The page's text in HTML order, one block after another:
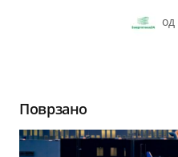
од
Поврзано